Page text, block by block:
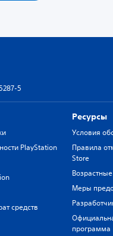
5
PlayStation
средств
Ресурсы
Условия
Правила
Store
Меры
программа